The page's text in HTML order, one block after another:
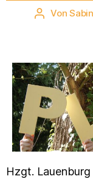
Von
Hzgt.